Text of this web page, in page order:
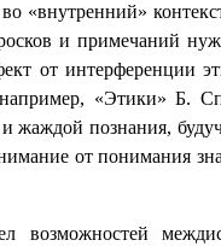
«внутренний»
и примечаний
от
например, «Этики»
и жаждой познания,
от понимания
возможностей